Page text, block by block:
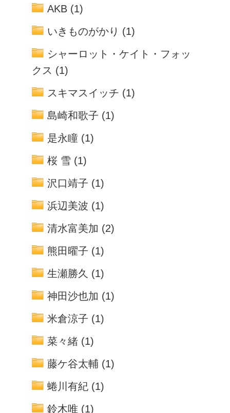
AKB (1)
いきものがかり (1)
シャーロット・ケイト・フォッ
クス (1)
スキマスイッチ (1)
島崎和歌子 (1)
是永瞳 (1)
桜 雪 (1)
沢口靖子 (1)
浜辺美波 (1)
清水富美加 (2)
熊田曜子 (1)
生瀬勝久 (1)
神田沙也加 (1)
米倉涼子 (1)
菜々緒 (1)
藤ケ谷太輔 (1)
蜷川有紀 (1)
鈴木唯 (1)